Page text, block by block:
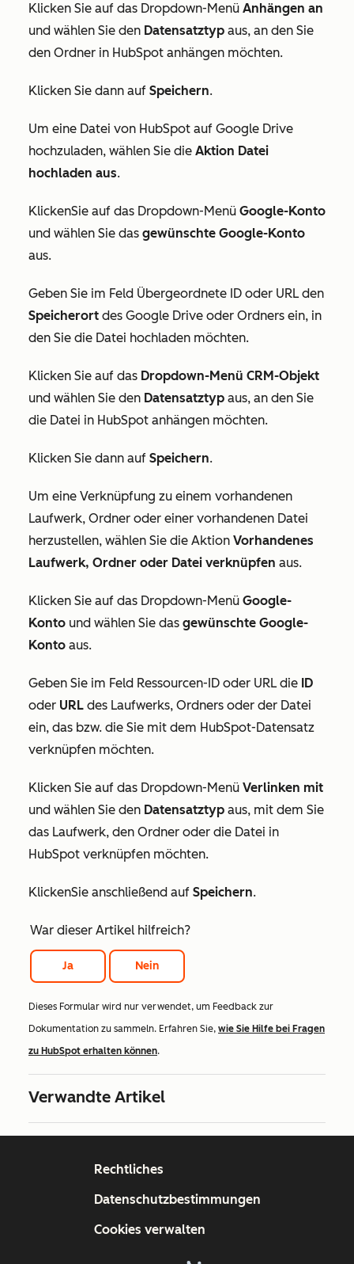
Klicken Sie auf das Dropdown-Menü Anhängen an
und wählen Sie den Datensatztyp aus, an den Sie
den Ordner in HubSpot anhängen möchten.
Klicken Sie dann auf Speichern.
Um eine Datei von HubSpot auf Google Drive
hochzuladen, wählen Sie die Aktion Datei
hochladen aus.
KlickenSie auf das Dropdown-Menü Google-Konto
und wählen Sie das gewünschte Google-Konto
aus.
Geben Sie im Feld Übergeordnete ID oder URL den
Speicherort des Google Drive oder Ordners ein, in
den Sie die Datei hochladen möchten.
Klicken Sie auf das Dropdown-Menü CRM-Objekt
und wählen Sie den Datensatztyp aus, an den Sie
die Datei in HubSpot anhängen möchten.
Klicken Sie dann auf Speichern.
Um eine Verknüpfung zu einem vorhandenen
Laufwerk, Ordner oder einer vorhandenen Datei
herzustellen, wählen Sie die Aktion Vorhandenes
Laufwerk, Ordner oder Datei verknüpfen aus.
Klicken Sie auf das Dropdown-Menü Google-
Konto und wählen Sie das gewünschte Google-
Konto aus.
Geben Sie im Feld Ressourcen-ID oder URL die ID
oder URL des Laufwerks, Ordners oder der Datei
ein, das bzw. die Sie mit dem HubSpot-Datensatz
verknüpfen möchten.
Klicken Sie auf das Dropdown-Menü Verlinken mit
und wählen Sie den Datensatztyp aus, mit dem Sie
das Laufwerk, den Ordner oder die Datei in
HubSpot verknüpfen möchten.
KlickenSie anschließend auf Speichern.
War dieser Artikel hilfreich?
Ja Nein
Dieses Formular wird nur verwendet, um Feedback zur
Dokumentation zu sammeln. Erfahren Sie, wie Sie Hilfe bei Fragen
zu HubSpot erhalten können.
Verwandte Artikel
Rechtliches
Datenschutzbestimmungen
Cookies verwalten